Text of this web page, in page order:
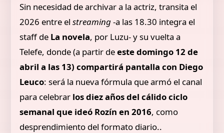
Sin necesidad de archivar a la actriz, transita el
2026 entre elstreaming-a las 18.30 integra el
staff de La novela, por Luzu- y su vuelta a
Telefe, donde (a partir deeste domingo 12 de
abril a las 13) compartirá pantalla con Diego
Leuco: será la nueva fórmula que armó el canal
para celebrar los diez años del cálido ciclo
semanal que ideó Rozín en 2016, como
desprendimiento del formato diario..